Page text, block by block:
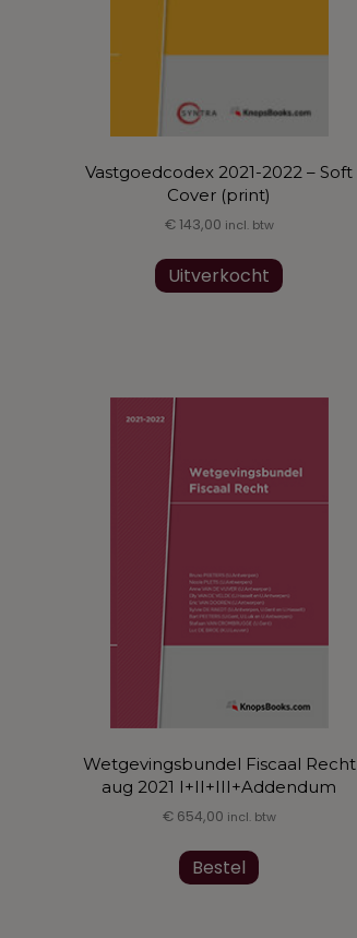
Vastgoedcodex 2021-2022 – Soft
Cover (print)
€143,00 incl. btw
Uitverkocht
Wetgevingsbundel Fiscaal Recht
aug 2021 I+II+III+Addendum
€654,00 incl. btw
Bestel product